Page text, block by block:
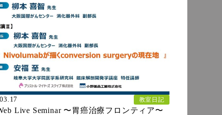
教室日記
Live Seminar 〜胃癌治療フロンティア〜